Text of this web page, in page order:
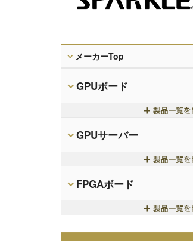
メーカーTop
GPUボード
GPUサーバー
FPGAボード